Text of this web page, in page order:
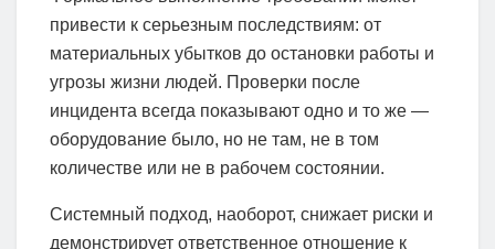
привести к серьезным последствиям: от
материальных убытков до остановки работы и
угрозы жизни людей. Проверки после
инцидента всегда показывают одно и то же —
оборудование было, но не там, не в том
количестве или не в рабочем состоянии.
Системный подход, наоборот, снижает риски и
демонстрирует ответственное отношение к